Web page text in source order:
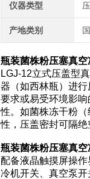
仪器类型
产地类别
瓶装菌株粉压塞真
LGJ-12立式压盖型
器（如西林瓶）进
要求或易受环境影
性。如菌株冻干粉
性，压盖密封可隔
瓶装菌株粉压塞真
配备液晶触摸屏操
冷机开关、真空泵